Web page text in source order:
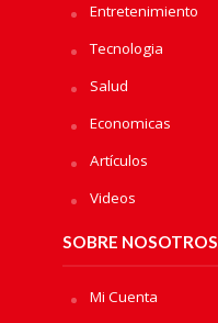
Entretenimiento
Tecnologia
Salud
Economicas
Artículos
Videos
SOBRE NOSOTROS
Mi Cuenta